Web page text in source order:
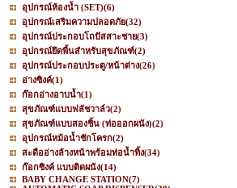
อุปกรณ์ห้องน้ำ (SET)(6)
อุปกรณ์เสริมความปลอดภัย(32)
อุปกรณ์ประกอบโถปัสสาะชาย(3)
อุปกรณ์ยึดพื้นสำหรับสุขภัณฑ์(2)
อุปกรณ์ประกอบประตู/หน้าต่าง(26)
อ่างซิงค์(1)
ก๊อกอ่างอาบน้ำ(1)
สุขภัณฑ์แบบฟลัชวาล์ว(2)
สุขภัณฑ์แบบสองชิ้น (ท่อออกผนัง)(2)
อุปกรณ์หม้อน้ำชักโครก(2)
สะดืออ่างล้างหน้าพร้อมท่อน้ำทิ้ง(34)
ก๊อกซิงค์ แบบติดผนัง(14)
BABY CHANGE STATION(7)